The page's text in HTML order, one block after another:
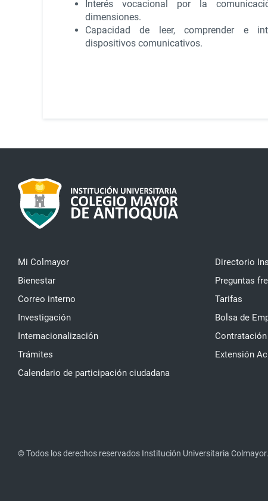
Interés vocacional por la
dimensiones.
Capacidad de leer, comprender e
dispositivos comunicativos.
Mi Colmayor
Bienestar
Correo interno
Investigación
Internacionalización
Trámites
Calendario de participación ciudadana
Directorio
Preguntas
Tarifas
Bolsa de
Contratación
Extensión
© Todos los derechos reservados Institución Universitaria Colmayor.